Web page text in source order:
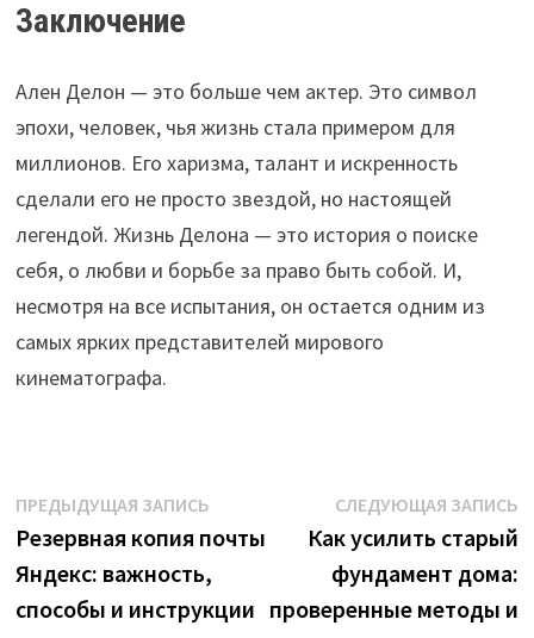
Заключение
Ален Делон — это больше чем актер. Это символ
эпохи, человек, чья жизнь стала примером для
миллионов. Его харизма, талант и искренность
сделали его не просто звездой, но настоящей
легендой. Жизнь Делона — это история о поиске
себя, о любви и борьбе за право быть собой. И,
несмотря на все испытания, он остается одним из
самых ярких представителей мирового
кинематографа.
Навигация
по
записям
ПРЕДЫДУЩАЯ ЗАПИСЬПредыдущая
запись:
Резервная копия почты
Яндекс: важность,
способы и инструкции
СЛЕДУЮЩАЯ ЗАПИСЬ
Как усилить старый
фундамент дома:
проверенные методы и